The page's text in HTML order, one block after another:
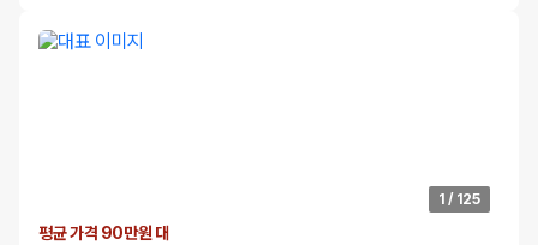
1 / 125
평균 가격 90만원 대